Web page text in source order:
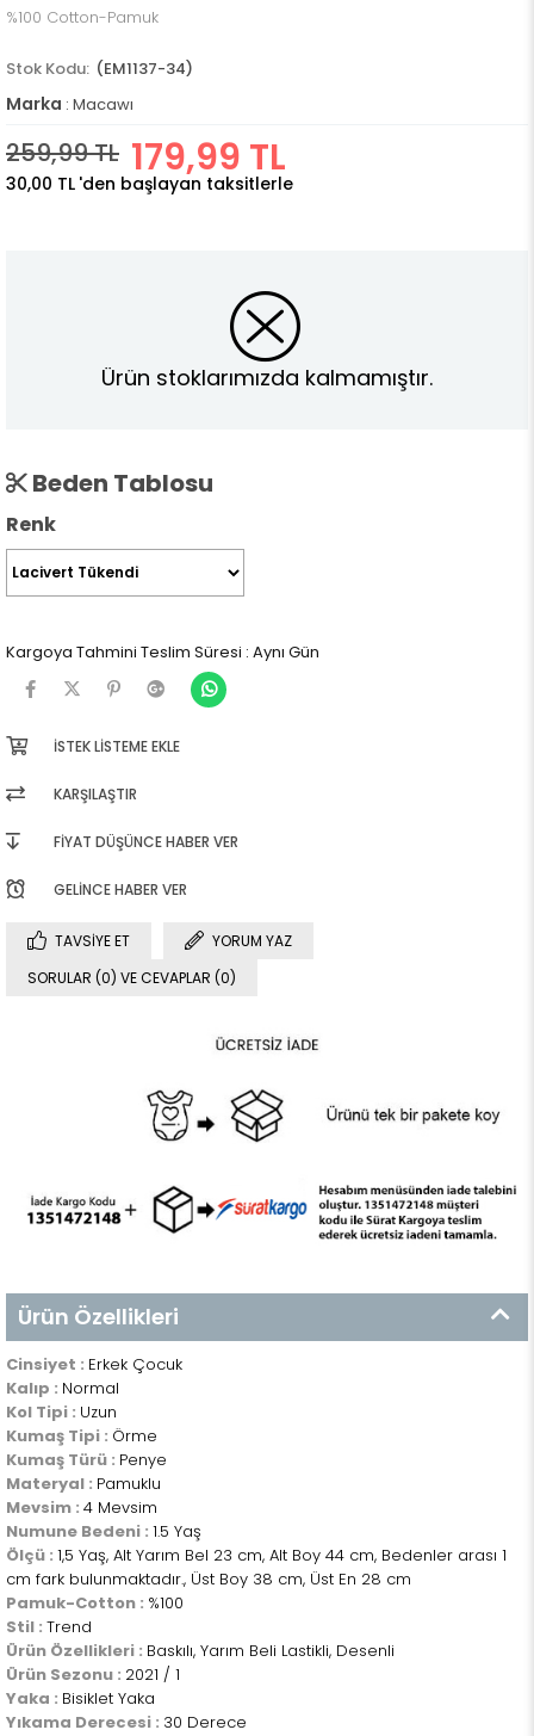
%100 Cotton-Pamuk
(EM1137-34)
Marka : Macawı
259,99 TL 179,99 TL
30,00 TL 'den başlayan taksitlerle
Ürün stoklarımızda kalmamıştır.
Beden Tablosu
Renk
Kargoya Tahmini Teslim Süresi : Aynı Gün
İSTEK LISTEME EKLE
KARŞILAŞTIR
FIYAT DÜŞÜNCE HABER VER
GELINCE HABER VER
TAVSIYE ET
YORUM YAZ
SORULAR (0) VE CEVAPLAR (0)
Ürün Özellikleri
Cinsiyet : Erkek Çocuk
Kalıp : Normal
Kol Tipi : Uzun
Kumaş Tipi : Örme
Kumaş Türü : Penye
Materyal : Pamuklu
Mevsim : 4 Mevsim
Numune Bedeni : 1.5 Yaş
Ölçü : 1,5 Yaş, Alt Yarım Bel 23 cm, Alt Boy 44 cm, Bedenler arası 1
cm fark bulunmaktadır., Üst Boy 38 cm, Üst En 28 cm
Pamuk-Cotton : %100
Stil : Trend
Ürün Özellikleri : Baskılı, Yarım Beli Lastikli, Desenli
Ürün Sezonu : 2021 / 1
Yaka : Bisiklet Yaka
Yıkama Derecesi : 30 Derece